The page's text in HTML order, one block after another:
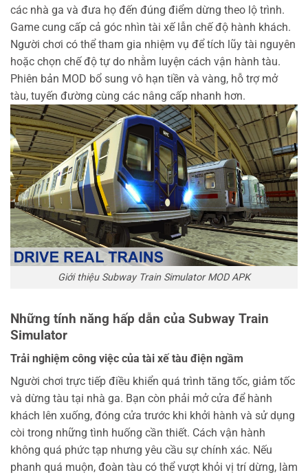
các nhà ga và đưa họ đến đúng điểm dừng theo lộ trình.
Game cung cấp cả góc nhìn tài xế lẫn chế độ hành khách.
Người chơi có thể tham gia nhiệm vụ để tích lũy tài nguyên
hoặc chọn chế độ tự do nhằm luyện cách vận hành tàu.
Phiên bản MOD bổ sung vô hạn tiền và vàng, hỗ trợ mở
tàu, tuyến đường cùng các nâng cấp nhanh hơn.
Giới thiệu Subway Train Simulator MOD APK
Những tính năng hấp dẫn của Subway Train
Simulator
Trải nghiệm công việc của tài xế tàu điện ngầm
Người chơi trực tiếp điều khiển quá trình tăng tốc, giảm tốc
và dừng tàu tại nhà ga. Bạn còn phải mở cửa để hành
khách lên xuống, đóng cửa trước khi khởi hành và sử dụng
còi trong những tình huống cần thiết. Cách vận hành
không quá phức tạp nhưng yêu cầu sự chính xác. Nếu
phanh quá muộn, đoàn tàu có thể vượt khỏi vị trí dừng, làm